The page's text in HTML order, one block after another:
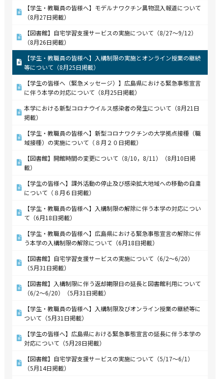
【学生・教職員の皆様へ】モデルナワクチン異物混入報道について
（8月27日掲載）
【図書館】自宅学習支援サービスの実施について（8/27～9/12）
（8月26日掲載）
【学生・教職員の皆様へ】入構制限の実施とオンライン授業の継続
等について（8月25日掲載）
【学生の皆様へ（緊急メッセージ）】広島県における緊急事態宣言
に伴う本学の対応について（8月25日掲載）
本学における新型コロナウイルス感染者の発生について（8月21日
掲載）
【学生・教職員の皆様へ】新型コロナワクチンの大学拠点接種（職
域接種）の実施について（８月２０日掲載）
【図書館】開館時間の変更について（8/10，8/11）（8月10日掲
載）
【学生の皆様へ】課外活動の停止及び感染拡大地域への移動の自粛
について（８月６日掲載）
【学生・教職員の皆様へ】入構制限の解除に伴う本学の対応につい
て（6月18日掲載）
【学生・教職員の皆様へ】広島県における緊急事態宣言の解除に伴
う本学の入構制限の解除について（6月18日掲載）
【図書館】自宅学習支援サービスの実施について（6/2～6/20）
（5月31日掲載）
【図書館】入構制限に伴う返却期限日の延長と図書館利用について
（6/2～6/20）（5月31日掲載）
【学生・教職員の皆様へ】入構制限及びオンライン授業の継続等に
ついて（5月31日掲載）
【学生の皆様へ】広島県における緊急事態宣言の延長に伴う本学の
対応について（5月28日掲載）
【図書館】自宅学習支援サービスの実施について（5/17～6/1）
（5月14日掲載）